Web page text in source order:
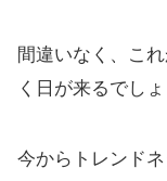
間違いなく、こ
く日が来るでしょ
今からトレンド